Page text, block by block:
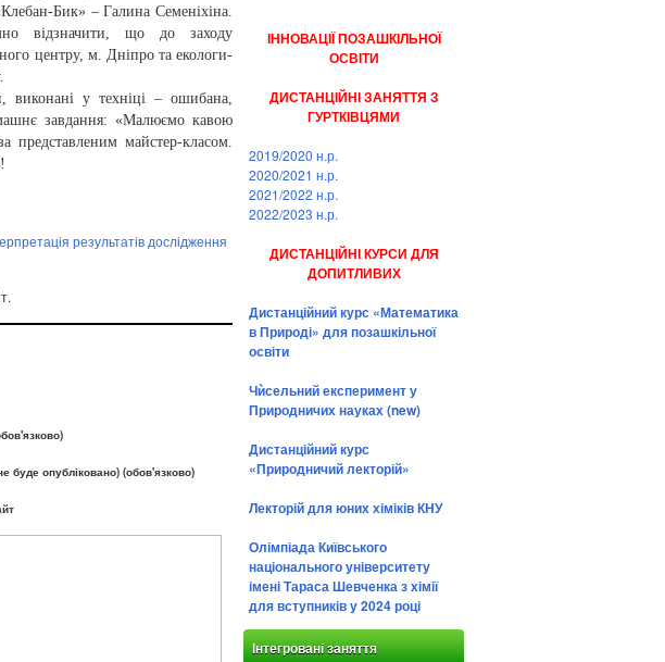
Бик» – Галина Семеніхіна.
відзначити, що до заходу
центру, м. Дніпро та екологи-
виконані у техніці – ошибана,
завдання: «Малюємо кавою
представленим майстер-класом.
результатів дослідження
буде опубліковано) (обов'язково)
ІННОВАЦІЇ ПОЗАШКІЛЬНОЇ
ОСВІТИ
ДИСТАНЦІЙНІ ЗАНЯТТЯ З
ГУРТКІВЦЯМИ
2019/2020 н.р.
2020/2021 н.р.
2021/2022 н.р.
2022/2023 н.р.
ДИСТАНЦІЙНІ КУРСИ ДЛЯ
ДОПИТЛИВИХ
Дистанційний курс «Математика
в Природі» для позашкільної
освіти
Чѝсельний експеримент у
Природничих науках (new)
Дистанційний курс
«Природничий лекторій»
Лекторій для юних хіміків КНУ
Олімпіада Київського
національного університету
імені Тараса Шевченка з хімії
для вступників у 2024 році
Інтегровані заняття